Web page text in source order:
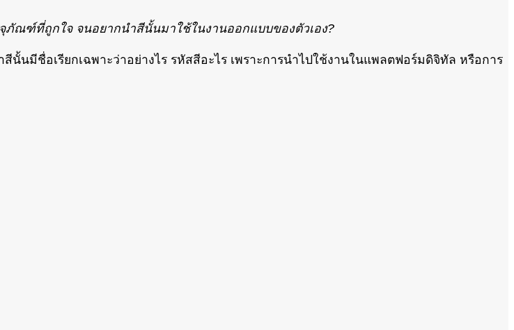
ภัณฑ์ที่ถูกใจ จนอยากนำสีนั้นมาใช้ในงานออกแบบของตัวเอง?
นมีชื่อเรียกเฉพาะว่าอย่างไร รหัสสีอะไร เพราะการนำไปใช้งานในแพลตฟอร์มดิจิทัล หรือการ